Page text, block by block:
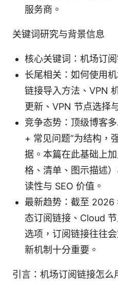
服务商。
关键词研究与背景信息
核心关键词：机场订
长尾相关：如何使用
链接导入方法、VPN
更新、VPN 节点选择
竞争态势：顶级博客
+ 常见问题”为结构，
据。本篇在此基础上
格、清单、图示描述
读性与 SEO 价值。
最新趋势：截至 2026
态订阅链接、Cloud
选项，订阅链接往往
新机制十分重要。
引言：机场订阅链接怎么